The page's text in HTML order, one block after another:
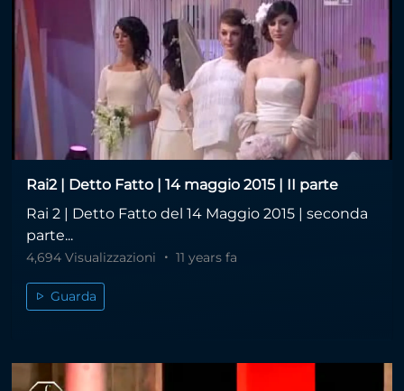
Rai2 | Detto Fatto | 14 maggio 2015 | II parte
Rai 2 | Detto Fatto del 14 Maggio 2015 | seconda
parte...
4,694 Visualizzazioni 11 years fa
Guarda